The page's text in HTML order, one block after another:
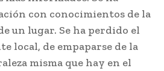
con conocimientos de la
un lugar. Se ha perdido el
local, de empaparse de la
misma que hay en el